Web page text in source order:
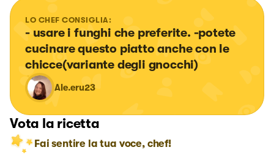
LO CHEF CONSIGLIA:
- usare i funghi che preferite. -potete
cucinare questo piatto anche con le
chicce(variante degli gnocchi)
Ale.eru23
Vota la ricetta
Fai sentire la tua voce, chef!